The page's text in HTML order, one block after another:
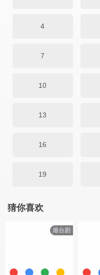
4
7
10
13
16
19
猜你喜欢
港台剧